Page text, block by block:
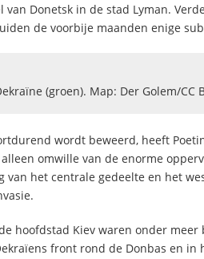
van Donetsk in de stad Lyman.
de voorbije maanden enige
(groen). Map: Der Golem/CC
wordt beweerd, heeft
omwille van de enorme
van het centrale gedeelte en het
hoofdstad Kiev waren onder meer
front rond de Donbas en in